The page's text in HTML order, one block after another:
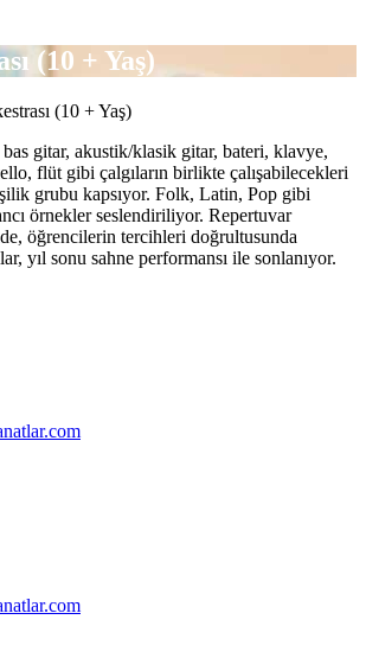
(10 + Yaş)
(10 + Yaş)
gitar, akustik/klasik gitar, bateri, klavye,
flüt gibi çalgıların birlikte çalışabilecekleri
grubu kapsıyor. Folk, Latin, Pop gibi
örnekler seslendiriliyor. Repertuvar
öğrencilerin tercihleri doğrultusunda
yıl sonu sahne performansı ile sonlanıyor.